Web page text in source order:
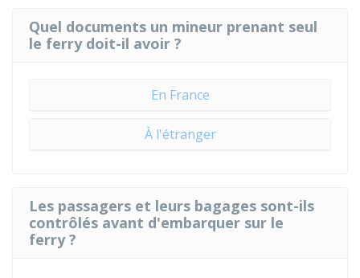
Quel documents un mineur prenant seul
le ferry doit-il avoir ?
En France
À l'étranger
Les passagers et leurs bagages sont-ils
contrôlés avant d'embarquer sur le
ferry ?